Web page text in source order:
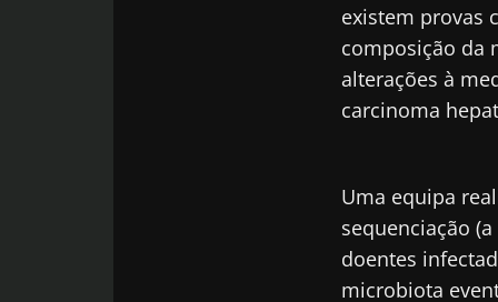
existem provas
composição da
alterações à
carcinoma
Uma equipa
sequenciação
doentes
microbiota